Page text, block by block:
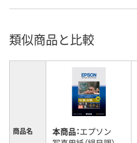
類似商品と比較
商品名 本商品：エプソン